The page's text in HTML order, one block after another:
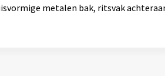
metalen bak, ritsvak